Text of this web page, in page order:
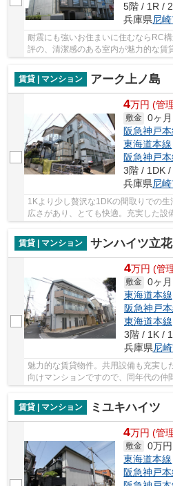
5階 / 1R /
兵庫県尼
耐震にも強いお住まいに住むならRC
評の、清潔感のある室内が魅力的な賃
賃貸 | マンション
アーク上ノ島
4万円 (管
敷金 0ヶ月
阪急神戸
東海道本線
阪急神戸
3階 / 1DK /
兵庫県尼
1Kより少し贅沢な1DKの間取りでの
広さがあり、とても快適。充実した設
賃貸 | マンション
サンハイツ立花
4万円 (管
敷金 0ヶ月
東海道本線
阪急神戸
東海道本線
3階 / 1K /
兵庫県尼
魅力的な賃貸物件。共用設備も充実し
向けマンションですので、同年代の仲
賃貸 | マンション
ミユキハイツ
4万円 (管
敷金 0万円
東海道本線
阪急神戸